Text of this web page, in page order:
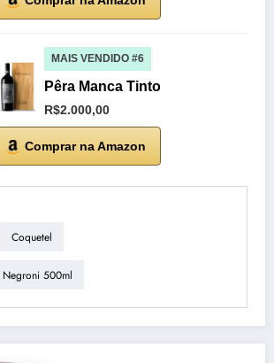
MAIS VENDIDO #6
Pêra Manca Tinto
R$2.000,00
Comprar na Amazon
Coquetel
Negroni 500ml